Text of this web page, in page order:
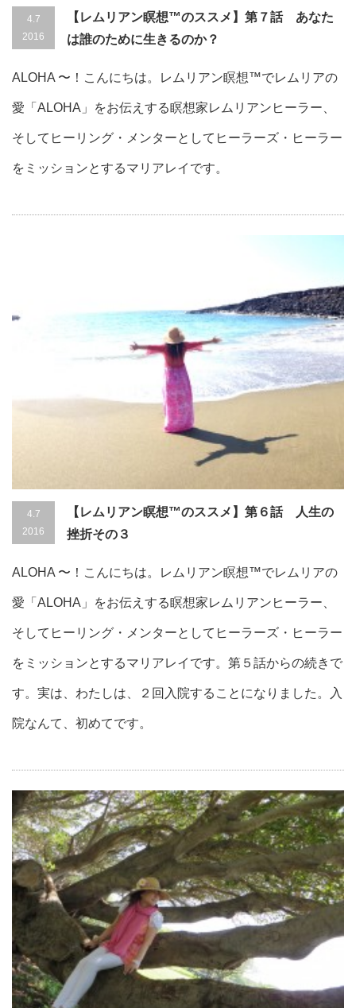
4.7
2016
【レムリアン瞑想™のススメ】第７話 あなた
は誰のために生きるのか？
ALOHA 〜！こんにちは。レムリアン瞑想™でレムリアの
愛「ALOHA」をお伝えする瞑想家レムリアンヒーラー、
そしてヒーリング・メンターとしてヒーラーズ・ヒーラー
をミッションとするマリアレイです。
4.7
2016
【レムリアン瞑想™のススメ】第６話 人生の
挫折その３
ALOHA 〜！こんにちは。レムリアン瞑想™でレムリアの
愛「ALOHA」をお伝えする瞑想家レムリアンヒーラー、
そしてヒーリング・メンターとしてヒーラーズ・ヒーラー
をミッションとするマリアレイです。第５話からの続きで
す。実は、わたしは、２回入院することになりました。入
院なんて、初めてです。